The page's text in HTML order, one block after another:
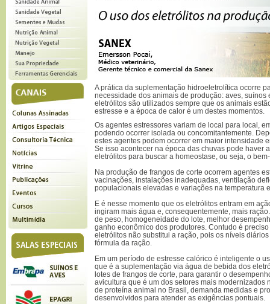
A prática da suplementação hidroeletrolítica ocorre
necessidade dos animais de produção: aves, suínos
eletrólitos são utilizados sempre que os animais
estresse e a época de calor é um destes momentos.
Os agentes estressores variam de local para local,
podendo ocorrer isolada ou concomitantemente.
estes agentes podem ocorrer em maior intensidade
Se isso acontecer na época das chuvas pode haver
eletrólitos para buscar a homeostase, ou seja, o
Na produção de frangos de corte ocorrem agentes
vacinações, instalações inadequadas, ventilação
populacionais elevadas e variações na temperatura
E é nesse momento que os eletrólitos entram em
ingiram mais água e, consequentemente, mais
de peso, homogeneidade do lote, melhor
ganho econômico dos produtores. Contudo é
eletrólitos não substitui a ração, pois os níveis
fórmula da ração.
Em um período de estresse calórico é inteligente o
que é a suplementação via água de bebida dos
lotes de frangos de corte, para garantir o
avicultura que é um dos setores mais modernizados
de proteína animal no Brasil, demanda medidas e
desenvolvidos para atender as exigências pontuais.